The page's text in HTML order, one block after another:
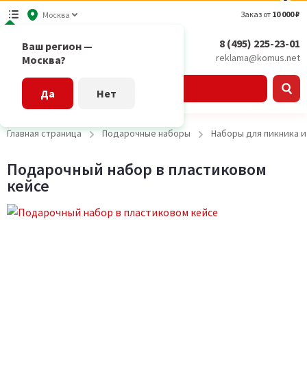
Москва
Ваш регион —
Москва?
Да Нет
Заказ от 10 000 ₽
8 (495) 225-23-01
reklama@komus.net
Главная страница Подарочные наборы Наборы для пикника
Подарочный набор в пластиковом
кейсе